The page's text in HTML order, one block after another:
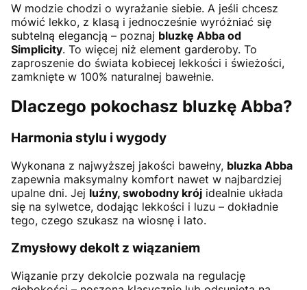
W modzie chodzi o wyrażanie siebie. A jeśli chcesz
mówić lekko, z klasą i jednocześnie wyróżniać się
subtelną elegancją – poznaj bluzkę Abba od
Simplicity. To więcej niż element garderoby. To
zaproszenie do świata kobiecej lekkości i świeżości,
zamknięte w 100% naturalnej bawełnie.
Dlaczego pokochasz bluzkę Abba?
Harmonia stylu i wygody
Wykonana z najwyższej jakości bawełny, bluzka Abba
zapewnia maksymalny komfort nawet w najbardziej
upalne dni. Jej luźny, swobodny krój idealnie układa
się na sylwetce, dodając lekkości i luzu – dokładnie
tego, czego szukasz na wiosnę i lato.
Zmysłowy dekolt z wiązaniem
Wiązanie przy dekolcie pozwala na regulację